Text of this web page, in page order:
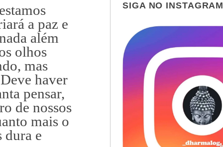
a paz e
além
olhos
mas
haver
pensar,
de nossos
mais o
dura e
SIGA NO INSTAGRAM